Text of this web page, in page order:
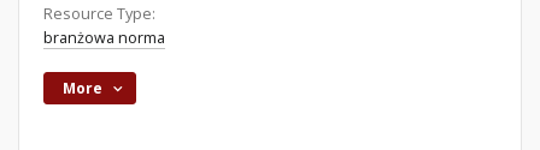
Resource Type:
branżowa norma
More